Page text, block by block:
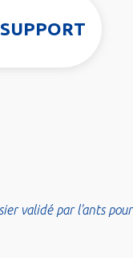
validé par l'ants pour